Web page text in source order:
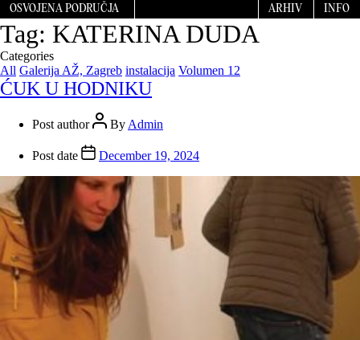
OSVOJENA PODRUČJA ARHIV INFO
Tag: KATERINA DUDA
Categories
All Galerija AŽ, Zagreb instalacija Volumen 12
ĆUK U HODNIKU
Post author By Admin
Post date December 19, 2024